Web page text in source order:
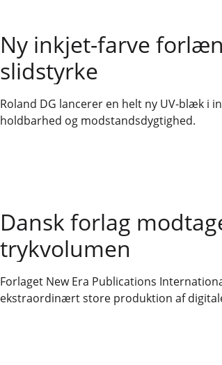
Ny inkjet-farve
slidstyrke
Roland DG lancerer en helt ny UV-blæk i
holdbarhed og modstandsdygtighed.
Dansk forlag
trykvolumen
Forlaget New Era Publications
ekstraordinært store produktion af